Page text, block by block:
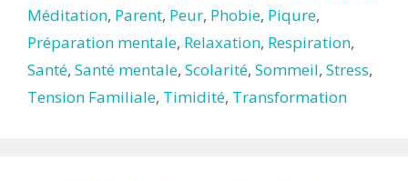
Méditation, Parent, Peur, Phobie, Piqure,
Préparation mentale, Relaxation, Respiration,
Santé, Santé mentale, Scolarité, Sommeil, Stress,
Tension Familiale, Timidité, Transformation